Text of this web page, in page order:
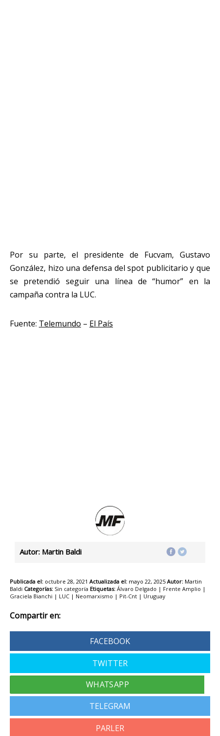
Por su parte, el presidente de Fucvam, Gustavo
González, hizo una defensa del spot publicitario y que
se pretendió seguir una línea de “humor” en la
campaña contra la LUC.
Fuente: Telemundo – El País
Autor: Martin Baldi
Publicada el: octubre 28, 2021 Actualizada el: mayo 22, 2025 Autor: Martin
Baldi Categorías: Sin categoría Etiquetas: Álvaro Delgado | Frente Amplio |
Graciela Bianchi | LUC | Neomarxismo | Pit-Cnt | Uruguay
Compartir en:
FACEBOOK
TWITTER
TELEGRAM
PARLER